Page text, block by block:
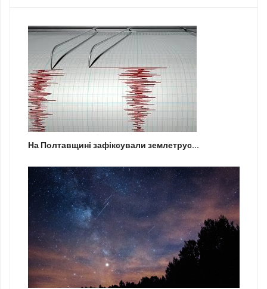
На Полтавщині зафіксували землетрус...